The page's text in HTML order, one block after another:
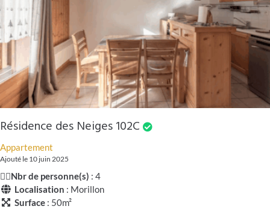
Résidence des Neiges 102C
Appartement
Ajouté le 10 juin 2025
🧍‍♂️Nbr de personne(s) : 4
Localisation : Morillon
Surface: 50m²